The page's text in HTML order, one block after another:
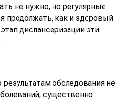
не нужно, но регулярные
продолжать, как и здоровый
диспансеризации эти
обследования не
существенно